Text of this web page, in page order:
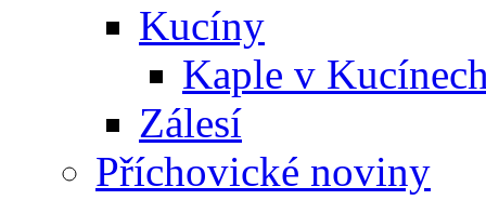
Kucíny
Kaple v
Zálesí
Příchovické noviny